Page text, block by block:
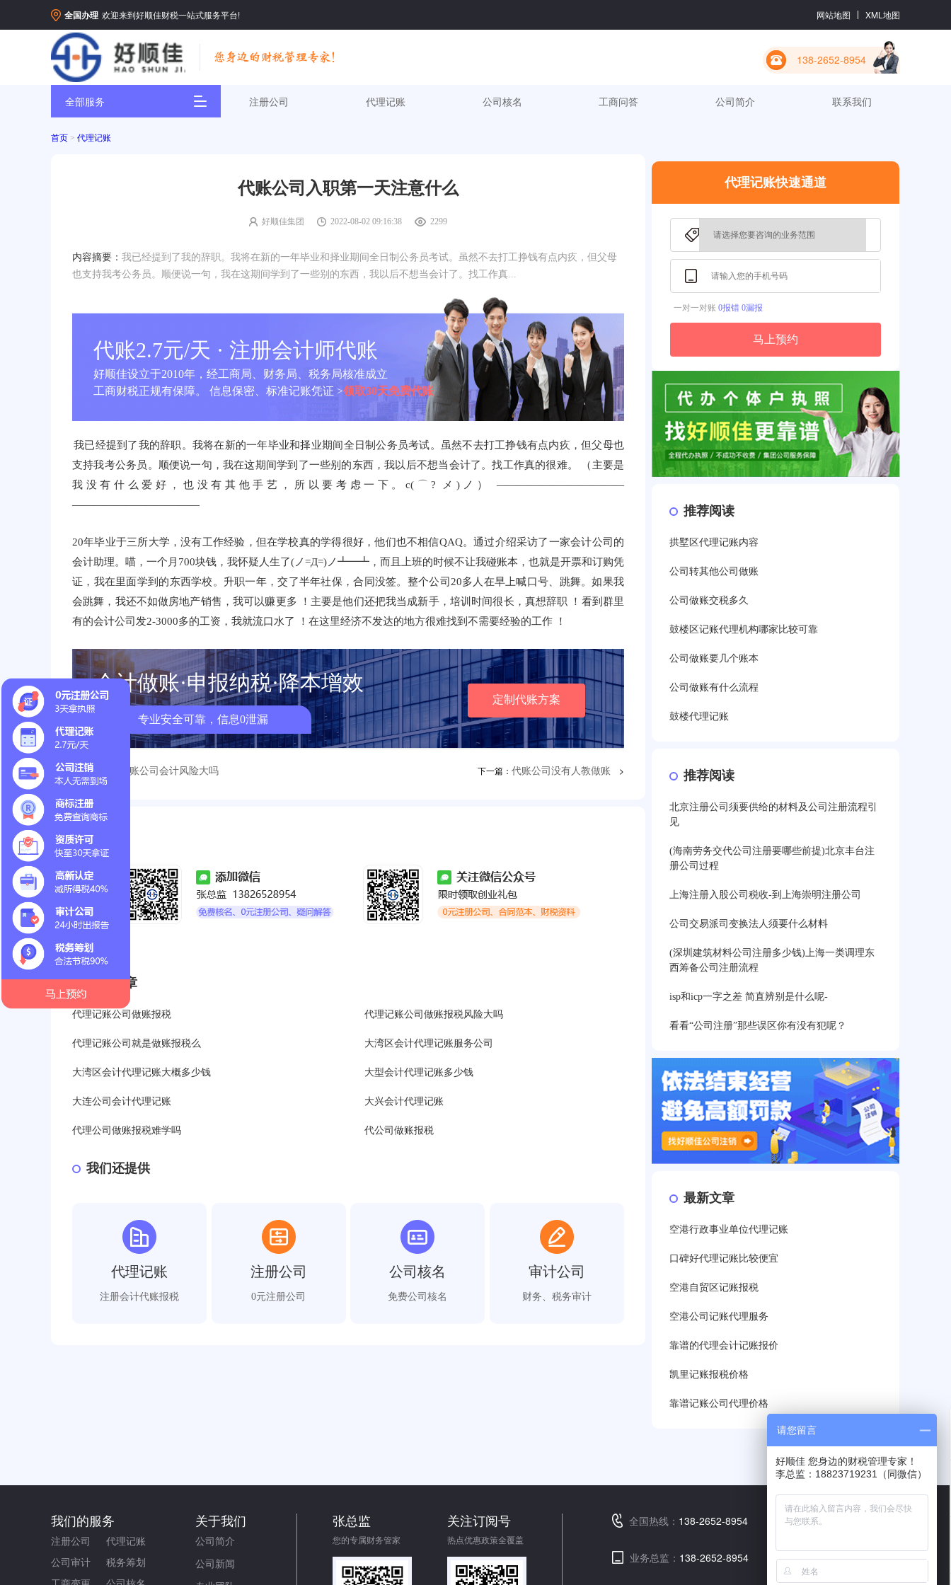
全国办理 欢迎来到好顺佳财税一站式服务平台! 网站地图 XML地图
138-2652-8954
全部服务 注册公司 代理记账 公司核名 工商问答 公司简介 联系我们
首页 > 代理记账
代账公司入职第一天注意什么
好顺佳集团 2022-08-02 09:16:38 2299
内容摘要： 我已经提到了我的辞职。我将在新的一年毕业和择业期间全日制公务员考试。虽然不去打工挣钱有点内疚，但父母
也支持我考公务员。顺便说一句，我在这期间学到了一些别的东西，我以后不想当会计了。找工作真...
代账2.7元/天 · 注册会计师代账
好顺佳设立于2010年，经工商局、财务局、税务局核准成立
工商财税正规有保障。 信息保密、标准记账凭证 >领取30天免费代账
我已经提到了我的辞职。我将在新的一年毕业和择业期间全日制公务员考试。虽然不去打工挣钱有点内疚，但父母也
支持我考公务员。顺便说一句，我在这期间学到了一些别的东西，我以后不想当会计了。找工作真的很难。 （主要是
我没有什么爱好，也没有其他手艺，所以要考虑一下。c(⌒? メ)ノ） ――――――――――――
――――――――――――
20年毕业于三所大学，没有工作经验，但在学校真的学得很好，他们也不相信QAQ。通过介绍采访了一家会计公司的
会计助理。喵，一个月700块钱，我怀疑人生了(ノ=Д=)ノ┻━┻，而且上班的时候不让我碰账本，也就是开票和订购凭
证，我在里面学到的东西学校。升职一年，交了半年社保，合同没签。整个公司20多人在早上喊口号、跳舞。如果我
会跳舞，我还不如做房地产销售，我可以赚更多 ！主要是他们还把我当成新手，培训时间很长，真想辞职 ！看到群里
有的会计公司发2-3000多的工资，我就流口水了 ！在这里经济不发达的地方很难找到不需要经验的工作 ！
会计做账·申报纳税·降本增效
专业安全可靠，信息0泄漏
定制代账方案
< 上一篇： 代账公司会计风险大吗 下一篇： 代账公司没有人教做账 >
相关文章
代理记账公司做账报税 代理记账公司做账报税风险大吗
代理记账公司就是做账报税么 大湾区会计代理记账服务公司
大湾区会计代理记账大概多少钱 大型会计代理记账多少钱
大连公司会计代理记账 大兴会计代理记账
代理公司做账报税难学吗 代公司做账报税
我们还提供
代理记账
注册会计代账报税
注册公司
0元注册公司
公司核名
免费公司核名
审计公司
财务、税务审计
代理记账快速通道
一对一对账 0报错 0漏报
马上预约
推荐阅读
拱墅区代理记账内容
公司转其他公司做账
公司做账交税多久
鼓楼区记账代理机构哪家比较可靠
公司做账要几个账本
公司做账有什么流程
鼓楼代理记账
推荐阅读
北京注册公司须要供给的材料及公司注册流程引
见
(海南劳务交代公司注册要哪些前提)北京丰台注
册公司过程
上海注册入股公司税收-到上海崇明注册公司
公司交易派司变换法人须要什么材料
(深圳建筑材料公司注册多少钱)上海一类调理东
西筹备公司注册流程
isp和icp一字之差 简直辨别是什么呢-
看看“公司注册”那些误区你有没有犯呢？
最新文章
空港行政事业单位代理记账
口碑好代理记账比较便宜
空港自贸区记账报税
空港公司记账代理服务
靠谱的代理会计记账报价
凯里记账报税价格
靠谱记账公司代理价格
我们的服务
注册公司
代理记账
公司审计
税务筹划
关于我们
公司简介
公司新闻
张总监
您的专属财务管家
关注订阅号
热点优惠政策全覆盖
全国热线： 138-2652-8954
业务总监： 138-2652-8954
请您留言
好顺佳 您身边的财税管理专家！
李总监：18823719231（同微信）